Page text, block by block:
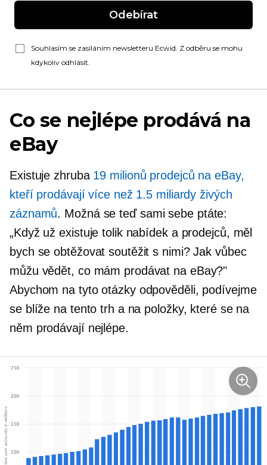
Odebírat
Souhlasím se zasíláním newsletteru Ecwid. Z odběru se mohu
kdykoliv odhlásit.
Co se nejlépe prodává na
eBay
Existuje zhruba 19 milionů prodejců na eBay,
kteří prodávají více než 1.5 miliardy živých
záznamů. Možná se teď sami sebe ptáte:
„Když už existuje tolik nabídek a prodejců, měl
bych se obtěžovat soutěžit s nimi? Jak vůbec
můžu vědět, co mám prodávat na eBay?"
Abychom na tyto otázky odpověděli, podívejme
se blíže na tento trh a na položky, které se na
něm prodávají nejlépe.